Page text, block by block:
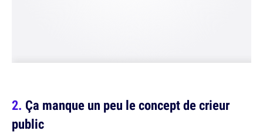
Ça manque un peu le concept de crieur
public